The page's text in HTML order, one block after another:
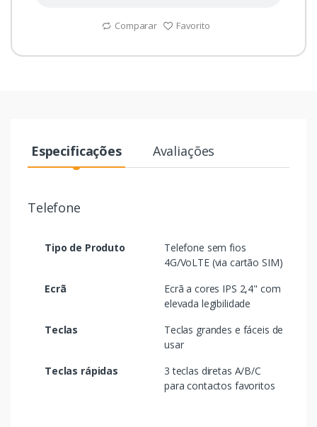
Comparar Favorito
Especificações Avaliações
Telefone
Tipo de Produto
Telefone sem fios
4G/VoLTE (via cartão SIM)
Ecrã
Ecrã a cores IPS 2,4" com
elevada legibilidade
Teclas
Teclas grandes e fáceis de
usar
Teclas rápidas
3 teclas diretas A/B/C
para contactos favoritos